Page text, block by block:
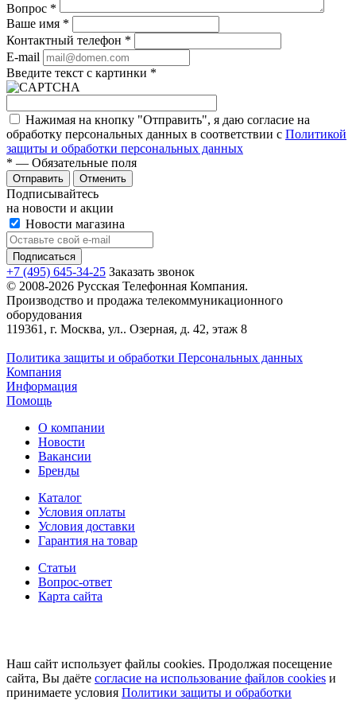
Вопрос *
Ваше имя *
Контактный телефон *
E-mail
Введите текст с картинки *
Нажимая на кнопку "Отправить", я даю согласие на
обработку персональных данных в соответствии с Политикой
защиты и обработки персональных данных
* — Обязательные поля
Отправить Отменить
Подписывайтесь
на новости и акции
Новости магазина
+7 (495) 645-34-25 Заказать звонок
© 2008-2026 Русская Телефонная Компания.
Производство и продажа телекоммуникационного
оборудования
119361, г. Москва, ул.. Озерная, д. 42, этаж 8
Политика защиты и обработки Персональных данных
Компания
Информация
Помощь
О компании
Новости
Вакансии
Бренды
Каталог
Условия оплаты
Условия доставки
Гарантия на товар
Статьи
Вопрос-ответ
Карта сайта
Наш сайт использует файлы cookies. Продолжая посещение
сайта, Вы даёте согласие на использование файлов cookies и
принимаете условия Политики защиты и обработки